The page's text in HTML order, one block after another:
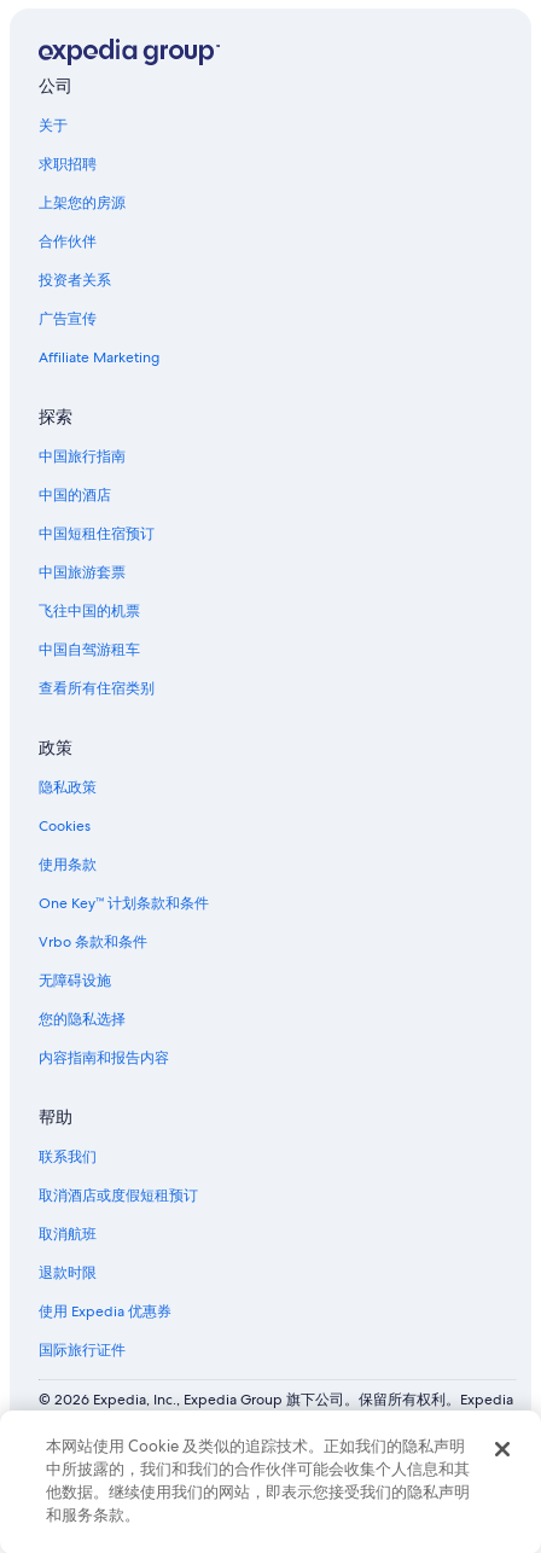
公司
关于
求职招聘
上架您的房源
合作伙伴
投资者关系
广告宣传
Affiliate Marketing
探索
中国旅行指南
中国的酒店
中国短租住宿预订
中国旅游套票
飞往中国的机票
中国自驾游租车
查看所有住宿类别
政策
隐私政策
Cookies
使用条款
One Key™ 计划条款和条件
Vrbo 条款和条件
无障碍设施
您的隐私选择
内容指南和报告内容
帮助
联系我们
取消酒店或度假短租预订
取消航班
退款时限
使用 Expedia 优惠券
国际旅行证件
© 2026 Expedia, Inc., Expedia Group 旗下公司。保留所有权利。Expedia
标。 CST# 2029030-50.
本网站使用 Cookie 及类似的追踪技术。正如我们的隐私声明
中所披露的，我们和我们的合作伙伴可能会收集个人信息和其
他数据。继续使用我们的网站，即表示您接受我们的隐私声明
和服务条款。